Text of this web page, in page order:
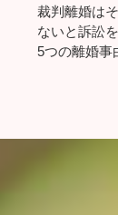
裁判離婚は
ないと訴訟
5つの離婚